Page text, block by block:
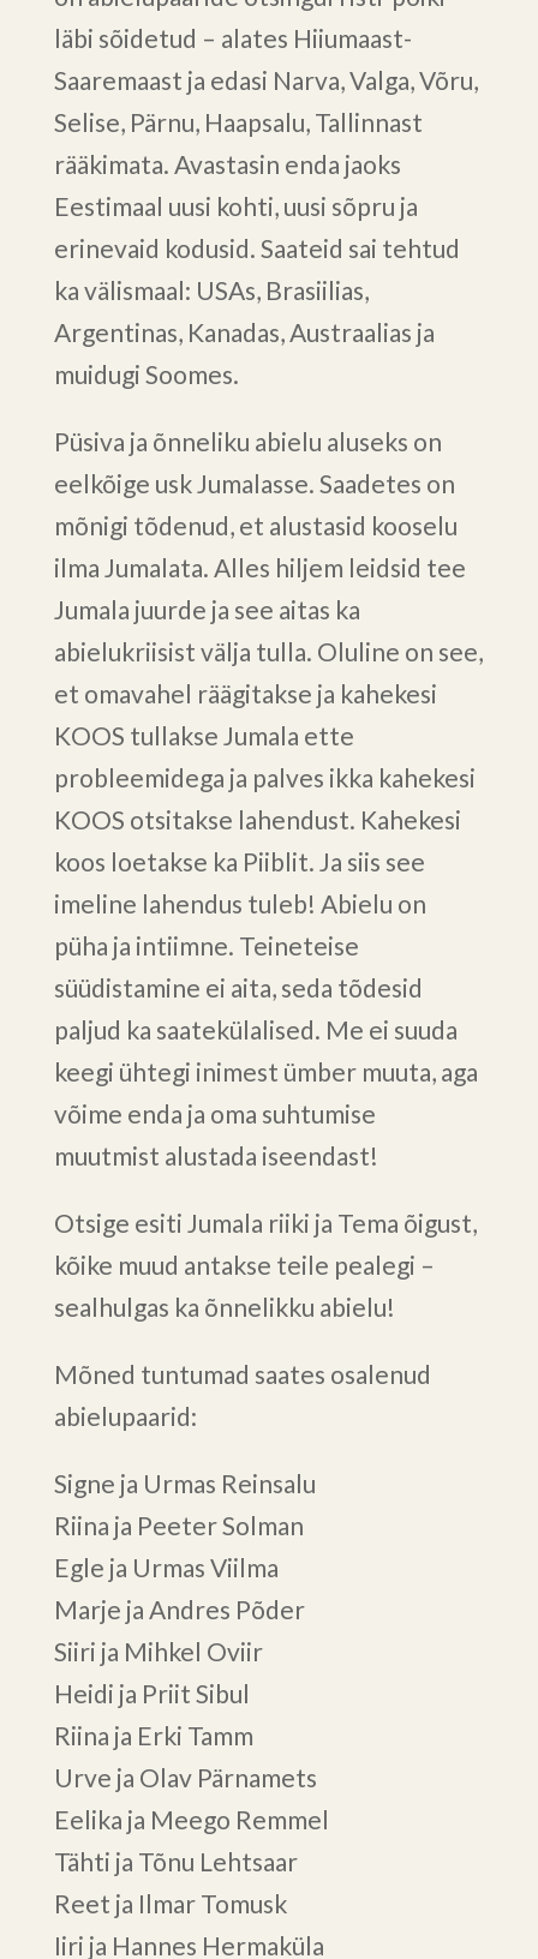
läbi sõidetud – alates Hiiumaast-
Saaremaast ja edasi Narva, Valga, Võru,
Selise, Pärnu, Haapsalu, Tallinnast
rääkimata. Avastasin enda jaoks
Eestimaal uusi kohti, uusi sõpru ja
erinevaid kodusid. Saateid sai tehtud
ka välismaal: USAs, Brasiilias,
Argentinas, Kanadas, Austraalias ja
muidugi Soomes.
Püsiva ja õnneliku abielu aluseks on
eelkõige usk Jumalasse. Saadetes on
mõnigi tõdenud, et alustasid kooselu
ilma Jumalata. Alles hiljem leidsid tee
Jumala juurde ja see aitas ka
abielukriisist välja tulla. Oluline on see,
et omavahel räägitakse ja kahekesi
KOOS tullakse Jumala ette
probleemidega ja palves ikka kahekesi
KOOS otsitakse lahendust. Kahekesi
koos loetakse ka Piiblit. Ja siis see
imeline lahendus tuleb! Abielu on
püha ja intiimne. Teineteise
süüdistamine ei aita, seda tõdesid
paljud ka saatekülalised. Me ei suuda
keegi ühtegi inimest ümber muuta, aga
võime enda ja oma suhtumise
muutmist alustada iseendast!
Otsige esiti Jumala riiki ja Tema õigust,
kõike muud antakse teile pealegi –
sealhulgas ka õnnelikku abielu!
Mõned tuntumad saates osalenud
abielupaarid:
Signe ja Urmas Reinsalu
Riina ja Peeter Solman
Egle ja Urmas Viilma
Marje ja Andres Põder
Siiri ja Mihkel Oviir
Heidi ja Priit Sibul
Riina ja Erki Tamm
Urve ja Olav Pärnamets
Eelika ja Meego Remmel
Tähti ja Tõnu Lehtsaar
Reet ja Ilmar Tomusk
Iiri ja Hannes Hermaküla